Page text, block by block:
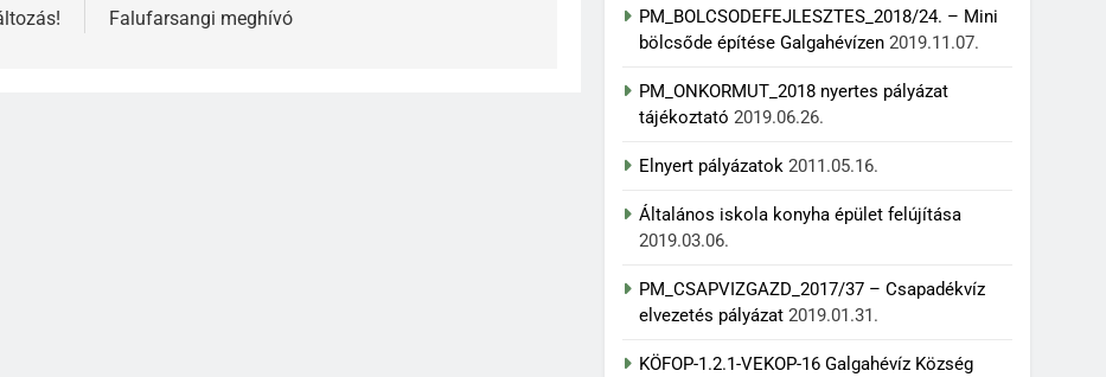
Falufarsangi meghívó
PM_BOLCSODEFEJLESZTES_2018/24. – Mini
bölcsőde építése Galgahévízen 2019.11.07.
PM_ONKORMUT_2018 nyertes pályázat
tájékoztató 2019.06.26.
Elnyert pályázatok 2011.05.16.
Általános iskola konyha épület felújítása
2019.03.06.
PM_CSAPVIZGAZD_2017/37 – Csapadékvíz
elvezetés pályázat 2019.01.31.
KÖFOP-1.2.1-VEKOP-16 Galgahévíz Község